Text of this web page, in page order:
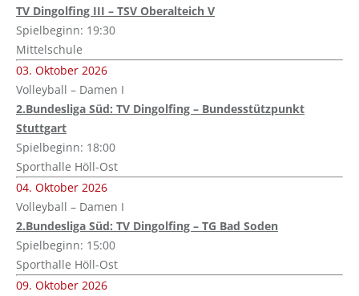
TV Dingolfing III – TSV Oberalteich V
Spielbeginn: 19:30
Mittelschule
03. Oktober 2026
Volleyball – Damen I
2.Bundesliga Süd: TV Dingolfing – Bundesstützpunkt
Stuttgart
Spielbeginn: 18:00
Sporthalle Höll-Ost
04. Oktober 2026
Volleyball – Damen I
2.Bundesliga Süd: TV Dingolfing – TG Bad Soden
Spielbeginn: 15:00
Sporthalle Höll-Ost
09. Oktober 2026